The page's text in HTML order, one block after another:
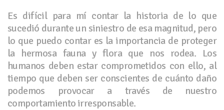
Es difícil para mí contar la historia de lo que
sucedió durante un siniestro de esa magnitud, pero
lo que puedo contar es la importancia de proteger
la hermosa fauna y flora que nos rodea. Los
humanos deben estar comprometidos con ello, al
tiempo que deben ser conscientes de cuánto daño
podemos provocar a través de nuestro
comportamiento irresponsable.